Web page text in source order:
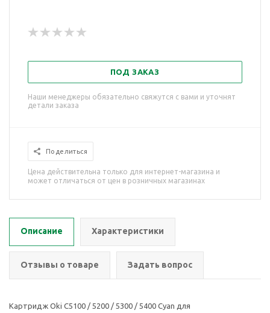
ПОД ЗАКАЗ
Наши менеджеры обязательно свяжутся с вами и уточнят
детали заказа
Поделиться
Цена действительна только для интернет-магазина и
может отличаться от цен в розничных магазинах
Описание Характеристики
Отзывы о товаре Задать вопрос
Картридж Oki C5100 / 5200 / 5300 / 5400 Cyan для